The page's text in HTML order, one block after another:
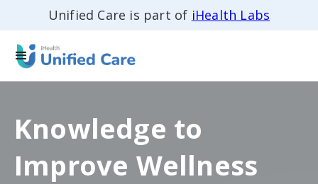
Unified Care is part of iHealth Labs
Knowledge to
Improve Wellness